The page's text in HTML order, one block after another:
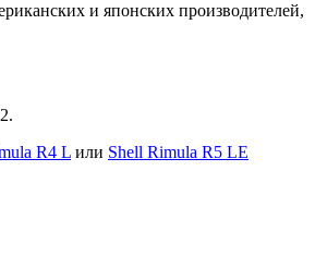
и японских производителей,
R4 L или Shell Rimula R5 LE